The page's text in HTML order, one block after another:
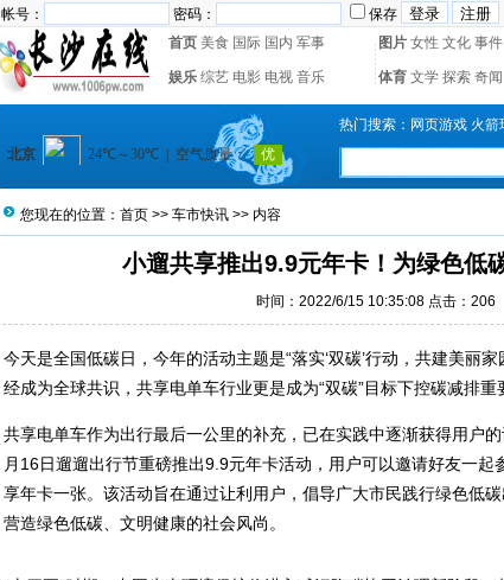
帐号： 密码： 保存
首页 美食 国际 国内 军事 图片 女性 文化 事件
娱乐 综艺 电影 电视 音乐 体育 文学 探索 奇闻
热门搜索： 网页游戏 火箭
您现在的位置： 首页 >> 车市快讯 >> 内容
小遛共享推出9.9元年卡！为绿色低
时间：2022/6/15 10:35:08 点击： 206
今天是全国低碳日，今年的活动主题是“落实‘双碳’行动，共建美丽
经成为全球共识，共享电单车行业更是成为“双碳”目标下控碳减排重
共享电单车作为出行最后一公里的补充，已在实践中逐渐获得用户
月16日遛遛出行节重磅推出9.9元年卡活动，用户可以邀请好友一
享年卡一张。该活动旨在通过让利用户，倡导广大市民践行绿色低
营造绿色低碳、文明健康的社会风尚。